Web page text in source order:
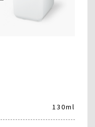
130ml